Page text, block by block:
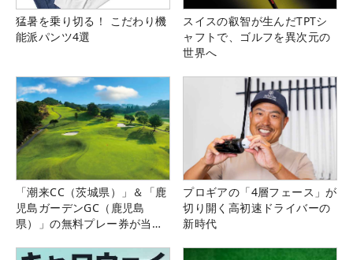
猛暑を乗り切る！ こだわり機
能派パンツ4選
スイスの叡智が生んだTPTシ
ャフトで、ゴルフを異次元の
世界へ
「潮来CC（茨城県）」＆「鹿
児島ガーデンGC（鹿児島
県）」の無料プレー券が当た
プロギアの「4層フェース」が
切り開く高初速ドライバーの
新時代